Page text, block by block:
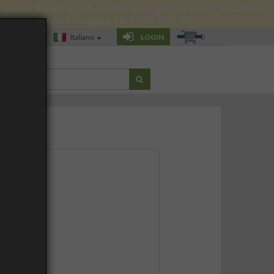
date le spedizioni saranno gestite ma a causa delle
a Roma è sospeso dal 12/08 al 25/08.
Italiano LOGIN 0